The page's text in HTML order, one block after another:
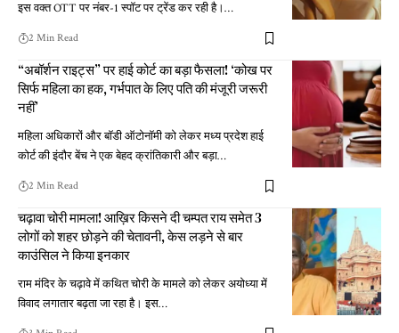
इस वक्त OTT पर नंबर-1 स्पॉट पर ट्रेंड कर रही है।…
2 Min Read
“अबॉर्शन राइट्स” पर हाई कोर्ट का बड़ा फैसला! ‘कोख पर
सिर्फ महिला का हक, गर्भपात के लिए पति की मंजूरी जरूरी
नहीं’
महिला अधिकारों और बॉडी ऑटोनॉमी को लेकर मध्य प्रदेश हाई
कोर्ट की इंदौर बेंच ने एक बेहद क्रांतिकारी और बड़ा…
2 Min Read
चढ़ावा चोरी मामला! आख़िर किसने दी चम्पत राय समेत 3
लोगों को शहर छोड़ने की चेतावनी, केस लड़ने से बार
काउंसिल ने किया इनकार
राम मंदिर के चढ़ावे में कथित चोरी के मामले को लेकर अयोध्या में
विवाद लगातार बढ़ता जा रहा है। इस…